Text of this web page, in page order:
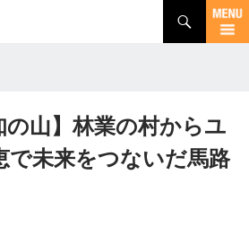
の山】林業の村からユ
で未来をつないだ馬路